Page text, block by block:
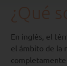
¿Qué
En inglés, el
el ámbito de la